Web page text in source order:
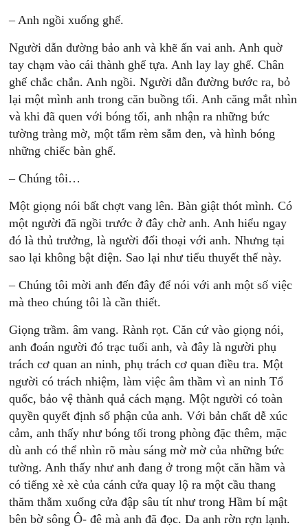
– Anh ngồi xuống ghế.
Người dẫn đường bảo anh và khẽ ấn vai anh. Anh quờ
tay chạm vào cái thành ghế tựa. Anh lay lay ghế. Chân
ghế chắc chắn. Anh ngồi. Người dẫn đường bước ra, bỏ
lại một mình anh trong căn buồng tối. Anh căng mắt nhìn
và khi đã quen với bóng tối, anh nhận ra những bức
tường tràng mờ, một tấm rèm sẫm đen, và hình bóng
những chiếc bàn ghế.
– Chúng tôi…
Một giọng nói bất chợt vang lên. Bàn giật thót mình. Có
một người đã ngồi trước ở đây chờ anh. Anh hiểu ngay
đó là thủ trưởng, là người đối thoại với anh. Nhưng tại
sao lại không bật điện. Sao lại như tiểu thuyết thế này.
– Chúng tôi mời anh đến đây để nói với anh một số việc
mà theo chúng tôi là cần thiết.
Giọng trầm. âm vang. Rành rọt. Căn cứ vào giọng nói,
anh đoán người đó trạc tuổi anh, và đây là người phụ
trách cơ quan an ninh, phụ trách cơ quan điều tra. Một
người có trách nhiệm, làm việc âm thầm vì an ninh Tổ
quốc, bảo vệ thành quả cách mạng. Một người có toàn
quyền quyết định số phận của anh. Với bản chất dễ xúc
cảm, anh thấy như bóng tối trong phòng đặc thêm, mặc
dù anh có thể nhìn rõ màu sáng mờ mờ của những bức
tường. Anh thấy như anh đang ở trong một căn hầm và
có tiếng xè xè của cánh cửa quay lộ ra một cầu thang
thăm thẳm xuống cửa đập sâu tít như trong Hầm bí mật
bên bờ sông Ô- đê mà anh đã đọc. Da anh rờn rợn lạnh.